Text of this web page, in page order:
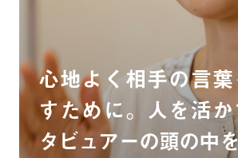
心地よく相手の言
すために。人を活
タビュアーの頭の中